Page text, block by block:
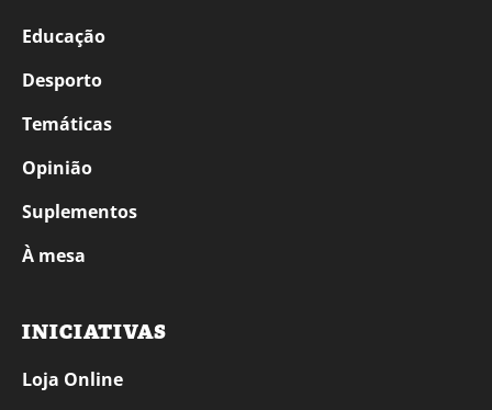
Educação
Desporto
Temáticas
Opinião
Suplementos
À mesa
INICIATIVAS
Loja Online